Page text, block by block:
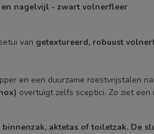
nagelvijl - zwart volnerfleer
van getextureerd, robuust
en een duurzame roestvrijstalen
overtuigt zelfs sceptici. Zo ziet
aktetas of toiletzak. De